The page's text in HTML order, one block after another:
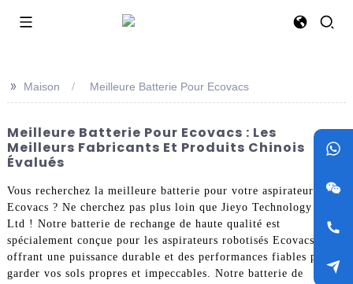
>> Maison Meilleure Batterie Pour Ecovacs
Meilleure Batterie Pour Ecovacs : Les
Meilleurs Fabricants Et Produits Chinois
Évalués
Vous recherchez la meilleure batterie pour votre aspirateur
Ecovacs ? Ne cherchez pas plus loin que Jieyo Technology Co.,
Ltd ! Notre batterie de rechange de haute qualité est
spécialement conçue pour les aspirateurs robotisés Ecovacs,
offrant une puissance durable et des performances fiables pour
garder vos sols propres et impeccables. Notre batterie de